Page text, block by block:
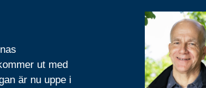
ut med
är nu uppe i